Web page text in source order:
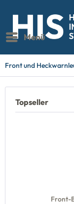
Menü
Front und
Topseller
Front-